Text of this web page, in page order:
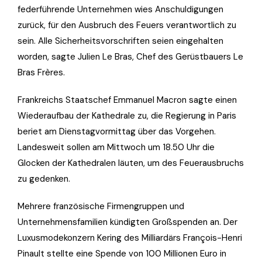
federführende Unternehmen wies Anschuldigungen
zurück, für den Ausbruch des Feuers verantwortlich zu
sein. Alle Sicherheitsvorschriften seien eingehalten
worden, sagte Julien Le Bras, Chef des Gerüstbauers Le
Bras Frères.
Frankreichs Staatschef Emmanuel Macron sagte einen
Wiederaufbau der Kathedrale zu, die Regierung in Paris
beriet am Dienstagvormittag über das Vorgehen.
Landesweit sollen am Mittwoch um 18.50 Uhr die
Glocken der Kathedralen läuten, um des Feuerausbruchs
zu gedenken.
Mehrere französische Firmengruppen und
Unternehmensfamilien kündigten Großspenden an. Der
Luxusmodekonzern Kering des Milliardärs François-Henri
Pinault stellte eine Spende von 100 Millionen Euro in